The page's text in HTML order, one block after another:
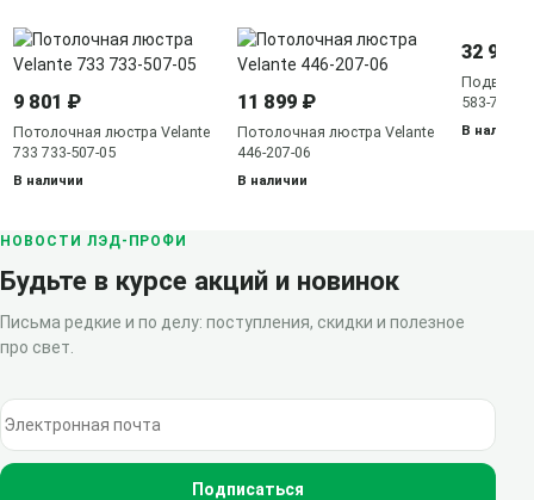
9 801 ₽
Потолочная люстра Velante
733 733-507-05
В наличии
11 899 ₽
Потолочная люстра Velante
446-207-06
В наличии
32 919
583-703-03
В наличии
НОВОСТИ ЛЭД-ПРОФИ
Будьте в курсе акций и новинок
Письма редкие и по делу: поступления, скидки и полезное
про свет.
Электронная почта
Подписаться